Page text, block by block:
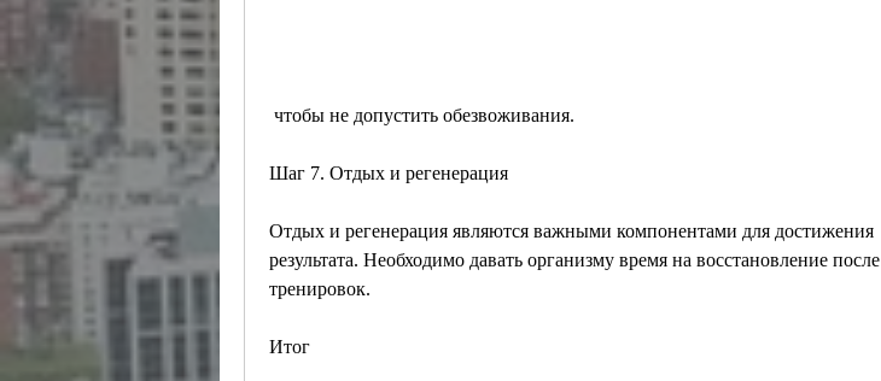
чтобы не допустить обезвоживания.
Шаг 7. Отдых и регенерация
Отдых и регенерация являются важными компонентами для достижения
результата. Необходимо давать организму время на восстановление после
тренировок.
Итог